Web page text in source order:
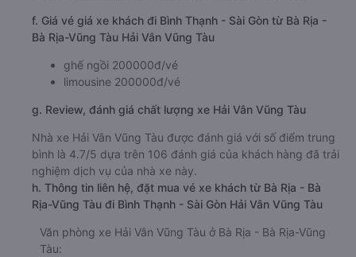
f. Giá vé giá xe khách đi Bình Thạnh - Sài Gòn từ Bà Rịa -
Bà Rịa-Vũng Tàu Hải Vân Vũng Tàu
ghế ngồi 200000đ/vé
limousine 200000đ/vé
g. Review, đánh giá chất lượng xe Hải Vân Vũng Tàu
Nhà xe Hải Vân Vũng Tàu được đánh giá với số điểm trung
bình là 4.7/5 dựa trên 106 đánh giá của khách hàng đã trải
nghiệm dịch vụ của nhà xe này.
h. Thông tin liên hệ, đặt mua vé xe khách từ Bà Rịa - Bà
Rịa-Vũng Tàu đi Bình Thạnh - Sài Gòn Hải Vân Vũng Tàu
Văn phòng xe Hải Vân Vũng Tàu ở Bà Rịa - Bà Rịa-Vũng
Tàu: